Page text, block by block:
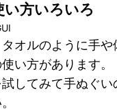
方いろいろ
オルのように手や
い方があります。
してみて手ぬぐい